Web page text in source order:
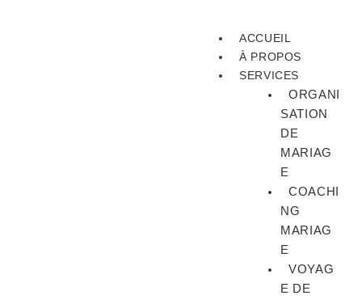
ACCUEIL
À PROPOS
SERVICES
ORGANI
SATION
DE
MARIAG
E
COACHI
NG
MARIAG
E
VOYAG
E DE